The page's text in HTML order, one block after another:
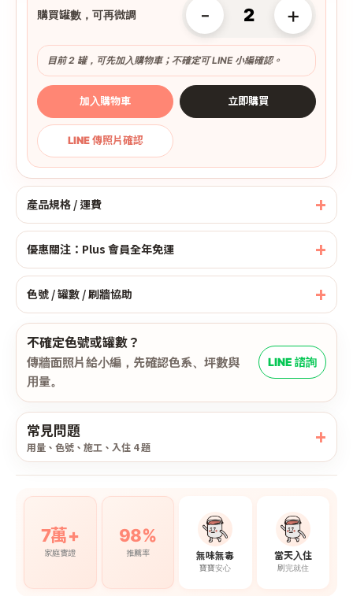
購買罐數，可再微調 - +
目前 2 罐，可先加入購物車；不確定可 LINE 小編確認。
加入購物車 立即購買
LINE 傳照片確認
產品規格 / 運費
優惠關注：Plus 會員全年免運
色號 / 罐數 / 刷牆協助
不確定色號或罐數？
傳牆面照片給小編，先確認色系、坪數與
用量。
LINE 諮詢
常見問題
用量、色號、施工、入住 4 題
7萬+
家庭實證
98%
推薦率 無味無毒
寶寶安心
當天入住
刷完就住